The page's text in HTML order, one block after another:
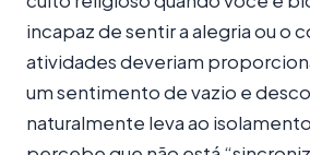
incapaz de sentir a alegria ou o
atividades deveriam
um sentimento de vazio e
naturalmente leva ao